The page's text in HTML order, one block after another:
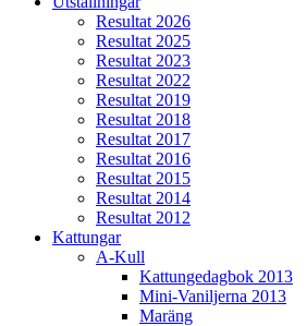
Resultat 2026
Resultat 2025
Resultat 2023
Resultat 2022
Resultat 2019
Resultat 2018
Resultat 2017
Resultat 2016
Resultat 2015
Resultat 2014
Resultat 2012
Kattungar
A-Kull
Kattungedagbok 2013
Mini-Vaniljerna 2013
Maräng